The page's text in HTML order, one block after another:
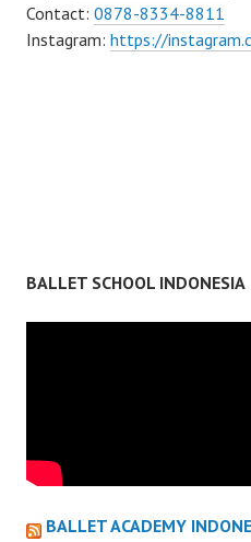
Contact: 0878-8334-8811
Instagram: https://
BALLET SCHOOL INDONESIA
BALLET ACADEMY